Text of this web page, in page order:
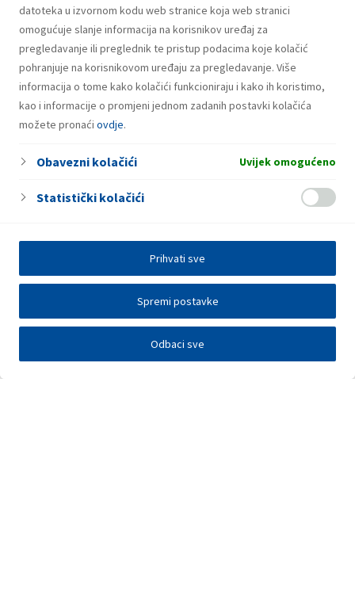
datoteka u izvornom kodu web stranice koja web stranici
omogućuje slanje informacija na korisnikov uređaj za
pregledavanje ili preglednik te pristup podacima koje kolačić
pohranjuje na korisnikovom uređaju za pregledavanje. Više
informacija o tome kako kolačići funkcioniraju i kako ih koristimo,
kao i informacije o promjeni jednom zadanih postavki kolačića
možete pronaći ovdje.
Obavezni kolačići Uvijek omogućeno
Statistički kolačići
Odbaci sve
Spremi postavke
Prihvati sve
Integrirano godišnje izvješće,što pokazuje važnost
održivog razvoja u INA Grupi.